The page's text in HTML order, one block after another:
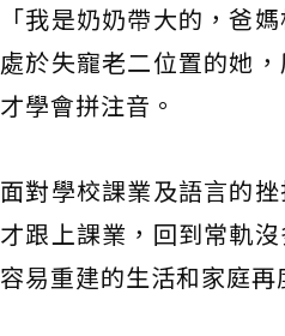
「我是奶奶帶大的，爸
處於失寵老二位置的她
才學會拼注音。
面對學校課業及語言的
才跟上課業，回到常軌
容易重建的生活和家庭再